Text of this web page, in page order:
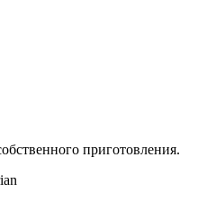
приготовления.